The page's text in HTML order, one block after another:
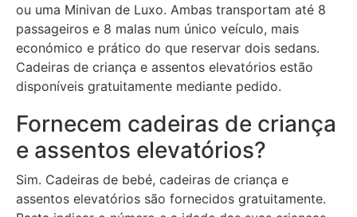
ou uma Minivan de Luxo. Ambas transportam até 8
passageiros e 8 malas num único veículo, mais
económico e prático do que reservar dois sedans.
Cadeiras de criança e assentos elevatórios estão
disponíveis gratuitamente mediante pedido.
Fornecem cadeiras de criança
e assentos elevatórios?
Sim. Cadeiras de bebé, cadeiras de criança e
assentos elevatórios são fornecidos gratuitamente.